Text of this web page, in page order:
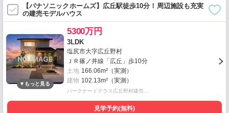
【パナソニックホームズ】広丘駅徒歩10分！周辺施設も充実
の建売モデルハウス
5300万円
3LDK
塩尻市大字広丘野村
ＪＲ篠ノ井線「広丘」歩10分
土地 166.06m²（実測）
建物 102.13m²（実測）
パークナードテラス広丘野村建売…
見学予約(無料)